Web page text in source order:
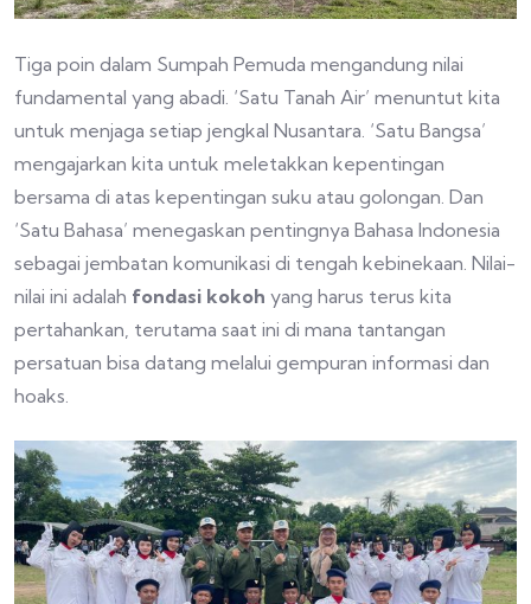
Tiga poin dalam Sumpah Pemuda mengandung nilai
fundamental yang abadi. ‘Satu Tanah Air’ menuntut kita
untuk menjaga setiap jengkal Nusantara. ‘Satu Bangsa’
mengajarkan kita untuk meletakkan kepentingan
bersama di atas kepentingan suku atau golongan. Dan
‘Satu Bahasa’ menegaskan pentingnya Bahasa Indonesia
sebagai jembatan komunikasi di tengah kebinekaan. Nilai-
nilai ini adalah fondasi kokoh yang harus terus kita
pertahankan, terutama saat ini di mana tantangan
persatuan bisa datang melalui gempuran informasi dan
hoaks.